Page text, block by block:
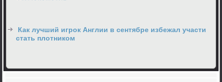
Как лучший игрок Англии в сентябре избежал участи
стать плотником